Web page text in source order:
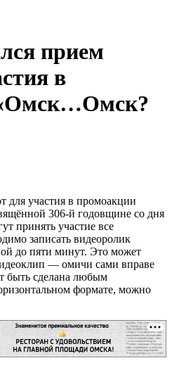
прием
в
для участия в промоакции
306-й годовщине со дня
принять участие все
записать видеоролик
до пяти минут. Это может
— омичи сами вправе
быть сделана любым
формате, можно